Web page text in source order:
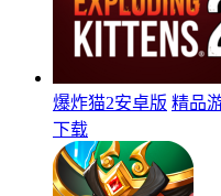
爆炸猫2安卓版 精品
下载